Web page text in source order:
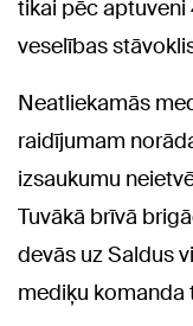
tikai pēc aptuveni
veselības
Neatliekamās
raidījumam
izsaukumu
Tuvākā brīvā
devās uz Saldus
mediķu komanda